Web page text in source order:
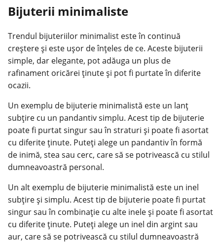
Bijuterii minimaliste
Trendul bijuteriilor minimalist este în continuă
creștere și este ușor de înțeles de ce. Aceste bijuterii
simple, dar elegante, pot adăuga un plus de
rafinament oricărei ținute și pot fi purtate în diferite
ocazii.
Un exemplu de bijuterie minimalistă este un lanț
subțire cu un pandantiv simplu. Acest tip de bijuterie
poate fi purtat singur sau în straturi și poate fi asortat
cu diferite ținute. Puteți alege un pandantiv în formă
de inimă, stea sau cerc, care să se potrivească cu stilul
dumneavoastră personal.
Un alt exemplu de bijuterie minimalistă este un inel
subțire și simplu. Acest tip de bijuterie poate fi purtat
singur sau în combinație cu alte inele și poate fi asortat
cu diferite ținute. Puteți alege un inel din argint sau
aur, care să se potrivească cu stilul dumneavoastră